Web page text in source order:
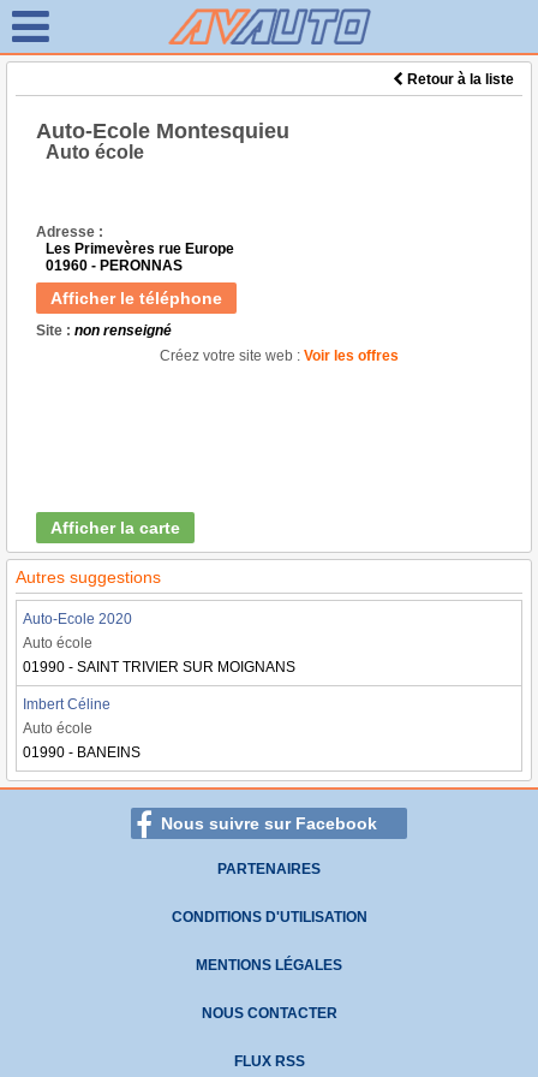
Retour à la liste
Auto-Ecole Montesquieu
Auto école
Adresse :
Les Primevères rue Europe
01960 - PERONNAS
Afficher le téléphone
Site : non renseigné
Créez votre site web : Voir les offres
Afficher la carte
Autres suggestions
Auto-Ecole 2020
Auto école
01990 - SAINT TRIVIER SUR MOIGNANS
Imbert Céline
Auto école
01990 - BANEINS
Nous suivre sur Facebook
PARTENAIRES
CONDITIONS D'UTILISATION
MENTIONS LÉGALES
NOUS CONTACTER
FLUX RSS